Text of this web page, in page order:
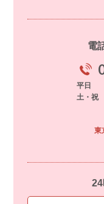
電
平日
土・祝
東
24